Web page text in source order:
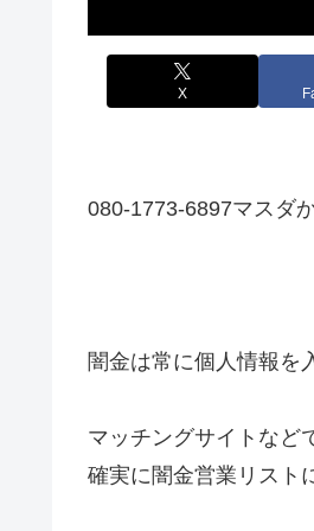
X
080-1773-6897マスダ
闇金は常に個人情報を
マッチングサイトなど
確実に闇金営業リスト